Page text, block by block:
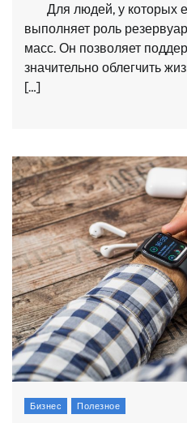
Для людей, у которых
выполняет роль
масс. Он позволяет
значительно облегчить
[…]
Бизнес Полезное